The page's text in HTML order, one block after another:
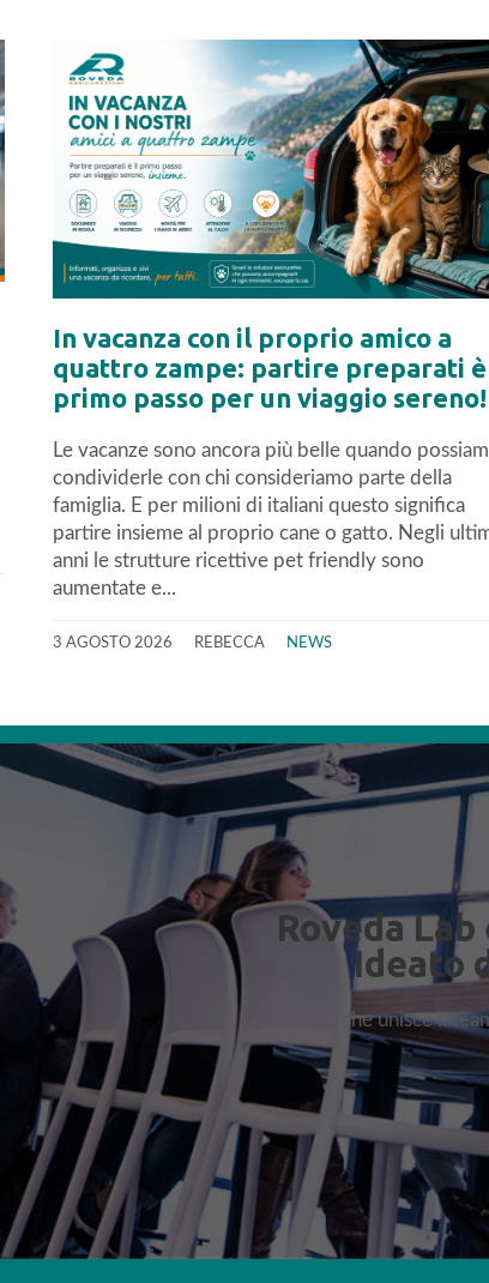
In vacanza con il proprio amico a
quattro zampe: partire preparati
primo passo per un viaggio sereno!
Le vacanze sono ancora più belle quando
condividerle con chi consideriamo parte della
famiglia. E per milioni di italiani questo significa
partire insieme al proprio cane o gatto. Negli
anni le strutture ricettive pet friendly sono
aumentate e...
3 AGOSTO 2026 REBECCA NEWS
Roveda
Ideato
che unisce il